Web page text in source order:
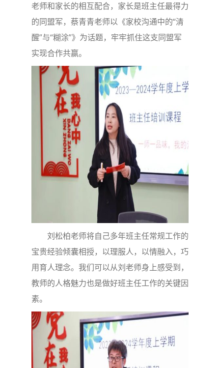
老师和家长的相互配合，家长是班主任最得力
的同盟军，蔡青青老师以《家校沟通中的“清
醒”与“糊涂”》为话题，牢牢抓住这支同盟军
实现合作共赢。
刘松柏老师将自己多年班主任常规工作的
宝贵经验倾囊相授，以理服人，以情融入，巧
用育人理念。我们可以从刘老师身上感受到，
教师的人格魅力也是做好班主任工作的关键因
素。